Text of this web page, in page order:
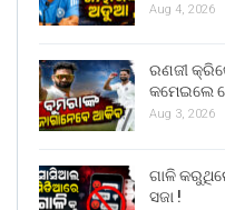
Aug 4, 2026
ରଣଜୀ
କମେଇଲେ
Aug 3, 2026
ଗାଳି
ସଜା !